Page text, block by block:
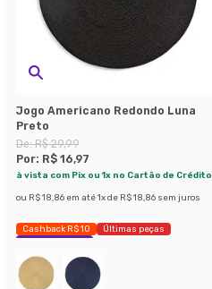
Jogo Americano Redondo Luna
Preto
De:R$ 29,99
Por: R$ 16,97
à vista com Pix ou 1x no Cartão de Crédito
ou R$ 18,86 em até 1x de R$ 18,86 sem juros
Cashback R$ 10
Últimas peças
Economize 43%